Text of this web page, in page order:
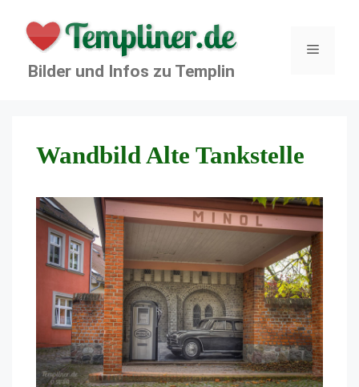
Inhalt
springen
Bilder und Infos zu Templin
Menü
Wandbild Alte Tankstelle